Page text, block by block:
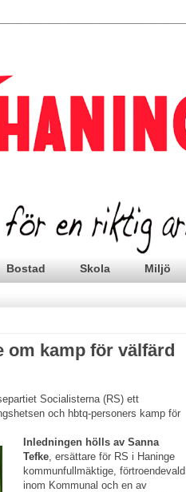
Bostad Skola Miljö
om kamp för välfärd
Socialisterna (RS) ett
och hbtq-personers kamp för
Inledningen hölls av Sanna
Tefke , ersättare för RS i Haninge
kommunfullmäktige, förtroendevald
inom Kommunal och en av